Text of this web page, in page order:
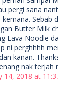
pergi sana
kemana. Sebab
Butter Milk
Lava Noodle
ni perghhhh
kanan.
nak terjah
14, 2018 at